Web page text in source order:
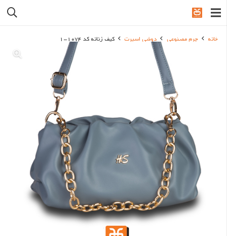
خانه چرم مصنوعی دوشی اسپرت کیف زنانه کد 1074-1